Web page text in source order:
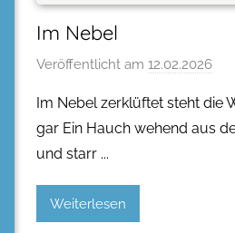
Im Nebel
Veröffentlicht am 12.02.2026
Im Nebel zerklüftet steht die
gar Ein Hauch wehend aus
und starr
Weiterlesen